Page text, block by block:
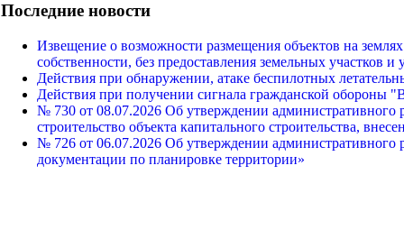
Последние новости
Извещение о возможности размещения объектов на
собственности, без предоставления земельных участков и
Действия при обнаружении, атаке беспилотных
Действия при получении сигнала гражданской
№ 730 от 08.07.2026 Об утверждении административного
строительство объекта капитального строительства,
№ 726 от 06.07.2026 Об утверждении административного
документации по планировке территории»